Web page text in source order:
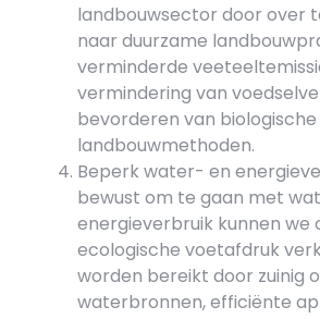
landbouwsector door over
naar duurzame
verminderde
vermindering van
bevorderen van biologische
landbouwmethoden.
Beperk water- en
bewust om te gaan met
energieverbruik kunnen we
ecologische voetafdruk
worden bereikt door zuinig
waterbronnen, efficiënte